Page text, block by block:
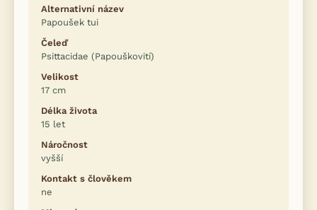
Alternativní název
Papoušek tui
Čeleď
Psittacidae (Papouškovití)
Velikost
17 cm
Délka života
15 let
Náročnost
vyšší
Kontakt s člověkem
ne